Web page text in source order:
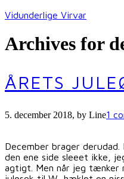
Vidunderlige Virvar
Archives for
ÅRETS
5. december 2018, by Line1
December brager derudad.
den ene side sleeet ikke,
agtigt. Men når jeg tænker